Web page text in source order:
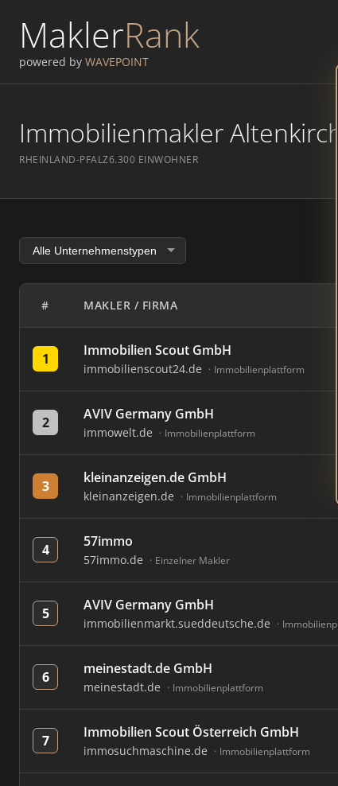
MaklerRank
powered by WAVEPOINT
Immobilienmakler
RHEINLAND-PFALZ6.300 EINWOHNER
# MAKLER / FIRMA
1 Immobilien Scout GmbH
immobilienscout24.de Immobilienplattform
2 AVIV Germany GmbH
immowelt.de Immobilienplattform
3 kleinanzeigen.de GmbH
kleinanzeigen.de Immobilienplattform
4 57immo
57immo.de Einzelner Makler
5 AVIV Germany GmbH
immobilienmarkt.sueddeutsche.de
6 meinestadt.de GmbH
meinestadt.de Immobilienplattform
7 Immobilien Scout Österreich GmbH
immosuchmaschine.de Immobilienplattform